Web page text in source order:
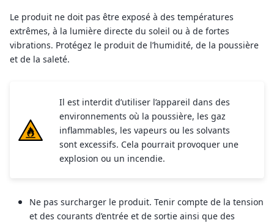
Le produit ne doit pas être exposé à des températures
extrêmes, à la lumière directe du soleil ou à de fortes
vibrations. Protégez le produit de l’humidité, de la poussière
et de la saleté.
Il est interdit d’utiliser l’appareil dans des
environnements où la poussière, les gaz
inflammables, les vapeurs ou les solvants
sont excessifs. Cela pourrait provoquer une
explosion ou un incendie.
Ne pas surcharger le produit. Tenir compte de la tension
et des courants d’entrée et de sortie ainsi que des